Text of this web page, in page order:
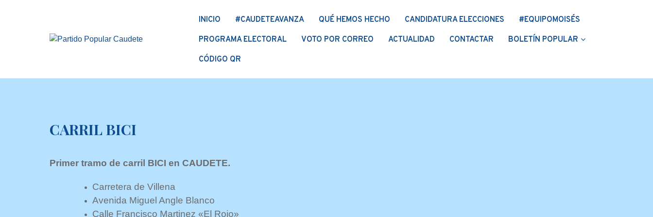
INICIO #CAUDETEAVANZA QUÉ HEMOS HECHO CANDIDATURA ELECCIONES #EQUIPOMOISÉS
PROGRAMA ELECTORAL VOTO POR CORREO ACTUALIDAD CONTACTAR BOLETÍN POPULAR
CÓDIGO QR
CARRIL BICI
Primer tramo de carril BICI en CAUDETE.
Carretera de Villena
Avenida Miguel Angle Blanco
Calle Francisco Martinez «El Rojo»